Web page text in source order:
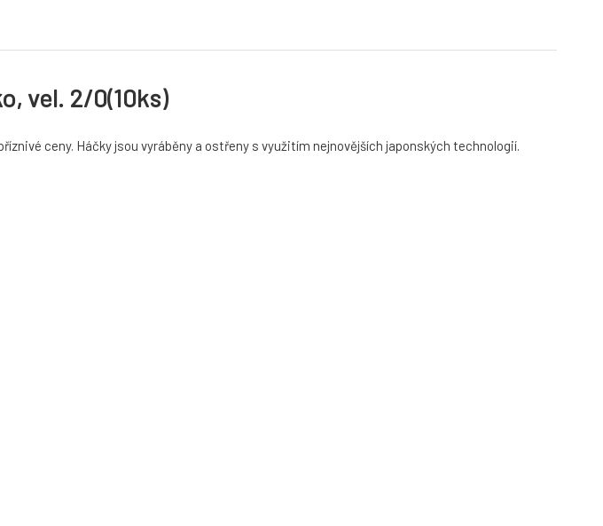
vel. 2/0(10ks)
ceny. Háčky jsou vyráběny a ostřeny s využitím nejnovějších japonských technologií.